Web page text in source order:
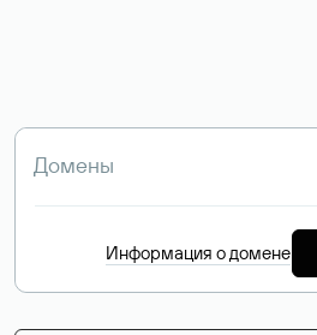
Информация о домене